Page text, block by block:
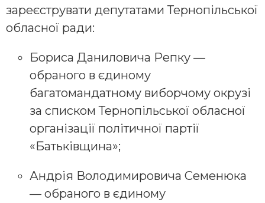
зареєструвати депутатами Тернопільської
обласної ради:
Бориса Даниловича Репку —
обраного в єдиному
багатомандатному виборчому окрузі
за списком Тернопільської обласної
організації політичної партії
«Батьківщина»;
Андрія Володимировича Семенюка
— обраного в єдиному